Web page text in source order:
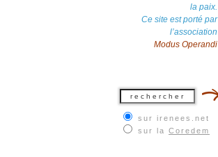
la paix.
Ce site est porté par
l’association
Modus Operandi
sur irenees.net
sur la Coredem